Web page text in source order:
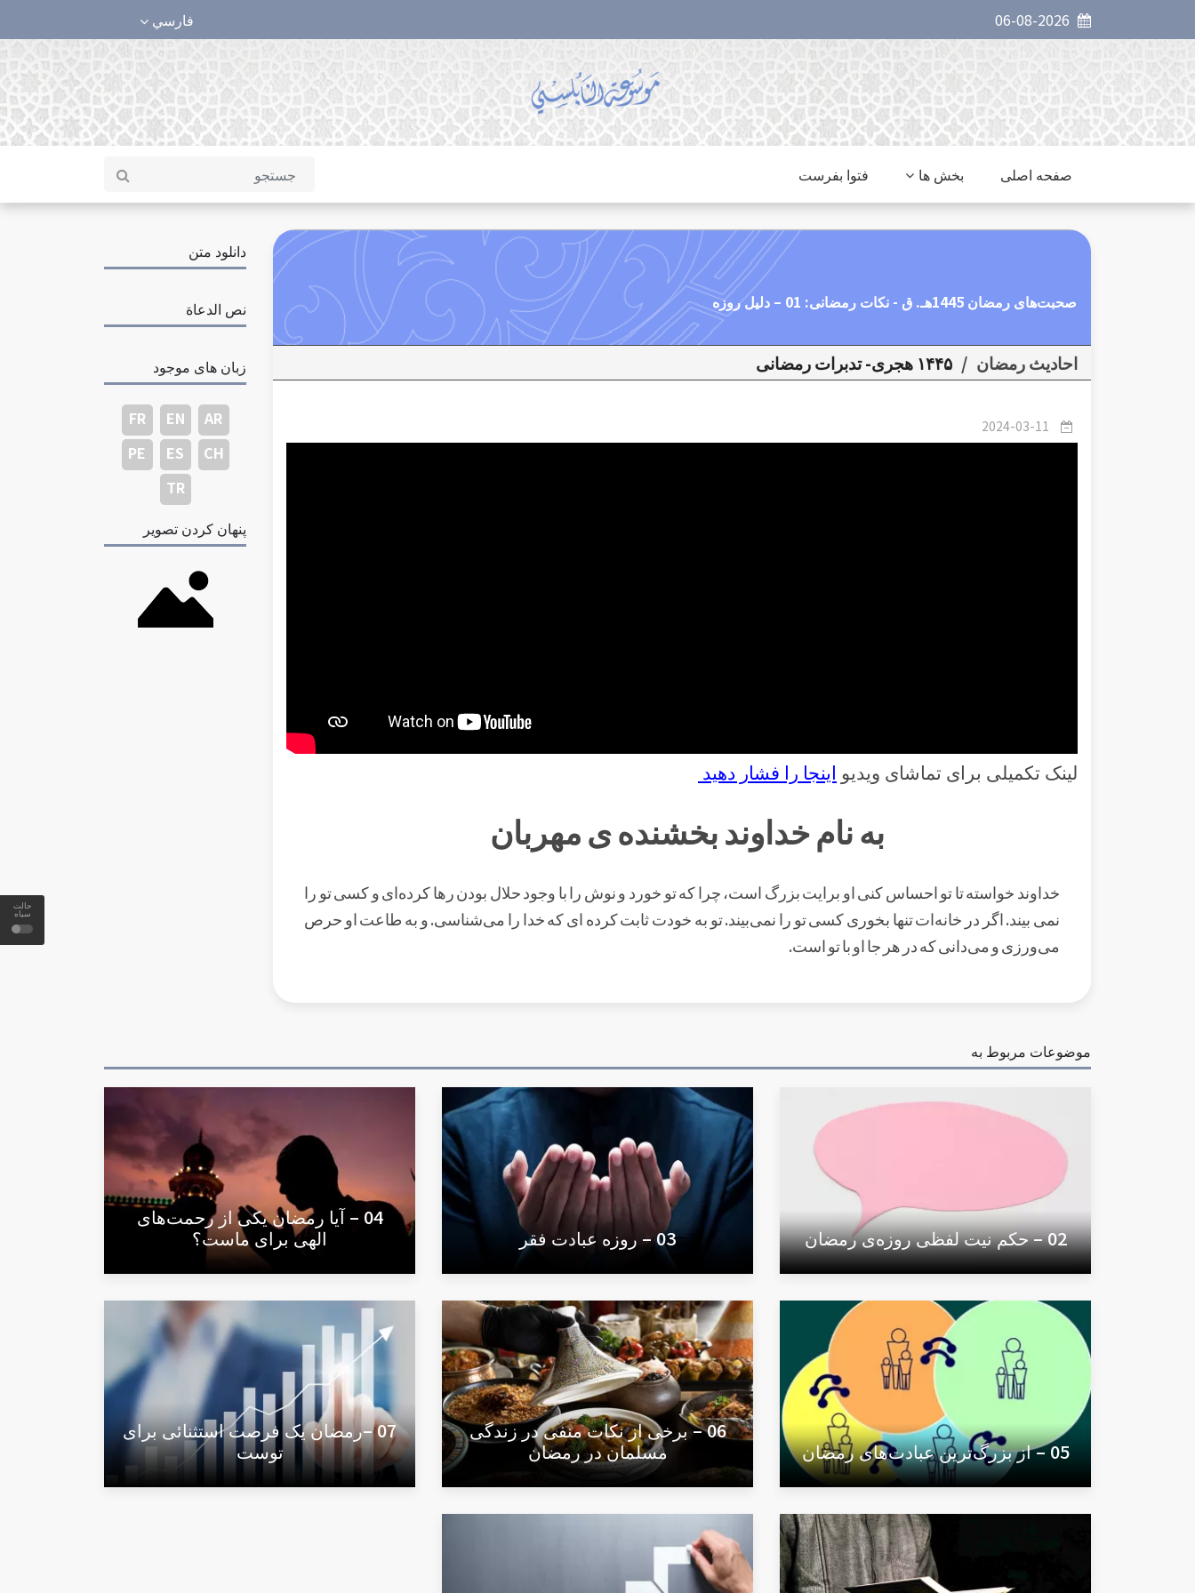
حالت
سیاه
فارسي
صفحه اصلی بخش ها فتوا بفرست
صحبت‌های رمضان 1445هـ. ق - نکات رمضانی: 01 – دلیل روزه
احاديث رمضان / ۱۴۴۵ هجری- تدبرات رمضانی
2024-03-11
لینک تکمیلی برای تماشای ویدیو اینجا را فشار دهید
به نام خداوند بخشنده ی مهربان
خداوند خواسته تا تو احساس کنی او برایت بزرگ است، چرا که تو خورد و نوش را با وجود حلال بودن رها کرده‌ای و کسی تو را
نمی بیند. اگر در خانه‌ات تنها بخوری کسی تو را نمی‌بیند. تو به خودت ثابت کرده ای که خدا را می‌شناسی. و به طاعت او حرص
می‌ورزی و می‌دانی که در هر جا او با تو است.
دانلود متن
نص الدعاة
زبان های موجود
AR
EN
FR
CH
ES
PE
TR
پنهان کردن تصویر
موضوعات مربوط به
02 – حکم نیت لفظی روزه‌ی رمضان 03 – روزه عبادت فقر
04 – آیا رمضان یکی از رحمت‌های
الهی برای ماست؟
05 – از بزرگ‌ترین عبادت‌های رمضان
06 – برخی از نکات منفی در زندگی
مسلمان در رمضان
07 –رمضان یک فرصت استثنائی برای
توست